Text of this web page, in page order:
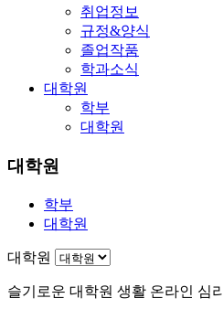
취업정보
규정&양식
졸업작품
학과소식
대학원
학부
대학원
대학원
학부
대학원
대학원
슬기로운 대학원 생활 온라인 심